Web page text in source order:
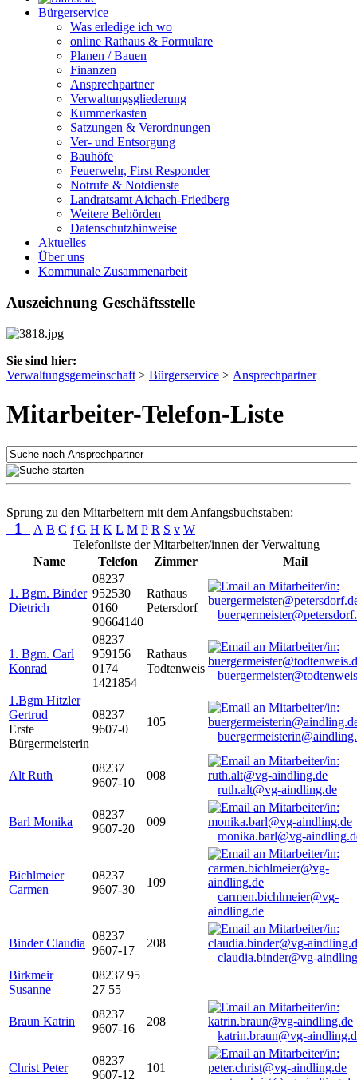
Bürgerservice
Was erledige ich wo
online Rathaus & Formulare
Planen / Bauen
Finanzen
Ansprechpartner
Verwaltungsgliederung
Kummerkasten
Satzungen & Verordnungen
Ver- und Entsorgung
Bauhöfe
Feuerwehr, First Responder
Notrufe & Notdienste
Landratsamt Aichach-Friedberg
Weitere Behörden
Datenschutzhinweise
Aktuelles
Über uns
Kommunale Zusammenarbeit
Auszeichnung Geschäftsstelle
Sie sind hier:
Verwaltungsgemeinschaft > Bürgerservice > Ansprechpartner
Mitarbeiter-Telefon-Liste
Sprung zu den Mitarbeitern mit dem Anfangsbuchstaben:
1 A B C f G H K L M P R S v W
Telefonliste der Mitarbeiter/innen der Verwaltung
Name
Telefon Zimmer Mail
1. Bgm. Binder
Dietrich
08237
952530
0160
90664140
Rathaus
Petersdorf
1. Bgm. Carl
Konrad
08237
959156
0174
1421854
Rathaus
Todtenweis
1.Bgm Hitzler
Gertrud
Erste
Bürgermeisterin
08237
9607-0
105
Alt Ruth
08237
9607-10
008
ruth.alt@vg-aindling.de
Barl Monika
08237
9607-20
009
monika.barl@vg-
Bichlmeier
Carmen
08237
9607-30
109
carmen.bichlmeier@vg-
aindling.de
Binder Claudia
08237
9607-17
208
claudia.binder@vg-
Birkmeir
Susanne
08237 95
27 55
Braun Katrin
08237
9607-16
208
katrin.braun@vg-
Christ Peter
08237
9607-12
101